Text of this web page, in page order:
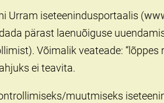
Urram iseteenindusportaalis (
pärast laenuõiguse
Võimalik veateade: “lõppes
ei teavita.
muutmiseks